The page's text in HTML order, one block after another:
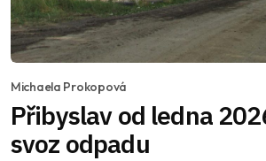
Michaela Prokopová
Přibyslav od ledna
svoz odpadu